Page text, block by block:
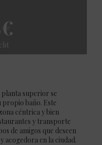
superior se
baño. Este
céntrica y bien
y transporte
de amigos que deseen
acogedora en la ciudad.